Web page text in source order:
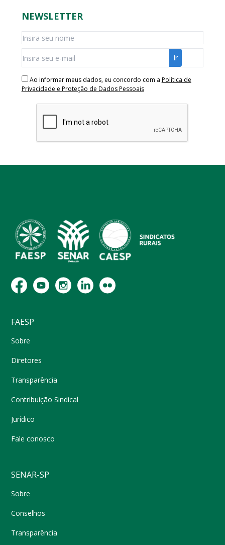
NEWSLETTER
Ao informar meus dados, eu concordo com a Política de
Privacidade e Proteção de Dados Pessoais
FAESP
Sobre
Diretores
Transparência
Contribuição Sindical
Jurídico
Fale conosco
SENAR-SP
Sobre
Conselhos
Transparência